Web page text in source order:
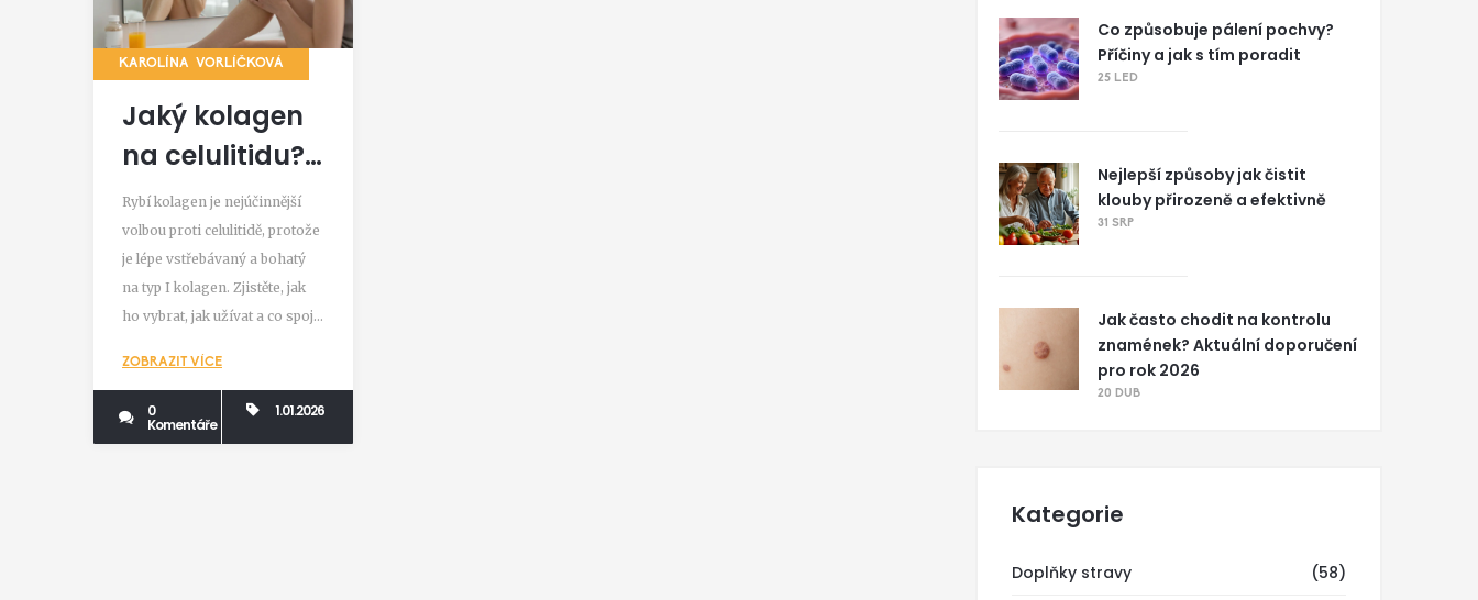
KAROLÍNA VORLÍČKOVÁ
Jaký kolagen
na celulitidu?
Nejlepší volby
a co skutečně
pomáhá
Rybí kolagen je nejúčinnější
volbou proti celulitidě, protože
je lépe vstřebávaný a bohatý
na typ I kolagen. Zjistěte, jak
ho vybrat, jak užívat a co spojit
výsledky.
ZOBRAZIT VÍCE
0
Komentáře
1.01.2026
Co způsobuje pálení pochvy?
Příčiny a jak s tím poradit
25 LED
Nejlepší způsoby jak čistit
klouby přirozeně a efektivně
31 SRP
Jak často chodit na kontrolu
znamének? Aktuální doporučení
pro rok 2026
20 DUB
Kategorie
Doplňky stravy (58)